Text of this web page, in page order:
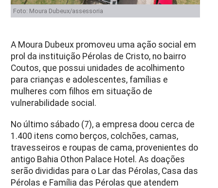
Foto: Moura Dubeux/assessoria
A Moura Dubeux promoveu uma ação social em
prol da instituição Pérolas de Cristo, no bairro
Coutos, que possui unidades de acolhimento
para crianças e adolescentes, famílias e
mulheres com filhos em situação de
vulnerabilidade social.
No último sábado (7), a empresa doou cerca de
1.400 itens como berços, colchões, camas,
travesseiros e roupas de cama, provenientes do
antigo Bahia Othon Palace Hotel. As doações
serão divididas para o Lar das Pérolas, Casa das
Pérolas e Família das Pérolas que atendem